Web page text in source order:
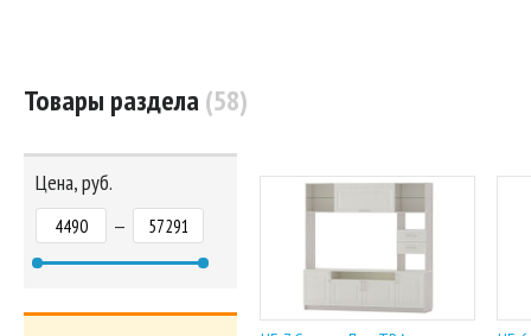
Товары раздела(58)
Цена, руб.
—